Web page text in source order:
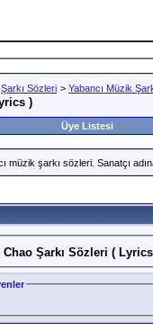
Şarkı Sözleri > Yabancı Müzik
)
Üye Listesi
müzik şarkı sözleri. Sanatçı
Chao Şarkı Sözleri (